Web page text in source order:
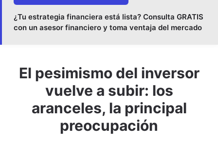
¿Tu estrategia financiera está lista? Consulta GRATIS
con un asesor financiero y toma ventaja del mercado
El pesimismo del inversor
vuelve a subir: los
aranceles, la principal
preocupación